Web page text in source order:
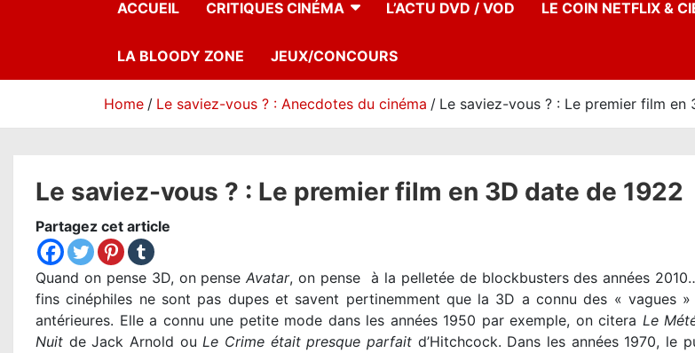
ACCUEIL CRITIQUES CINÉMA L’ACTU DVD / VOD LE COIN NETFLIX &
LA BLOODY ZONE JEUX/CONCOURS
Home Le saviez-vous ? : Anecdotes du cinéma Le saviez-vous ? : Le premier film en
Le saviez-vous ? : Le premier film en 3D date de 1922
Partagez cet article
Quand on pense 3D, on penseAvatar, on pense à la pelletée de blockbusters des années
fins cinéphiles ne sont pas dupes et savent pertinemment que la 3D a connu des « vagues
antérieures. Elle a connu une petite mode dans les années 1950 par exemple, on citera Le
Nuit de Jack Arnold ouLe Crime était presque parfait d’Hitchcock. Dans les années 1970, le